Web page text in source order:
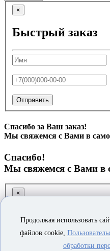
×
Быстрый заказ
Отправить
Спасибо за Ваш заказ!
Мы свяжемся с Вами в
Спасибо!
Мы свяжемся с Вами в
×
Заказ обратного
Продолжая использовать
файлов cookie,
обработки